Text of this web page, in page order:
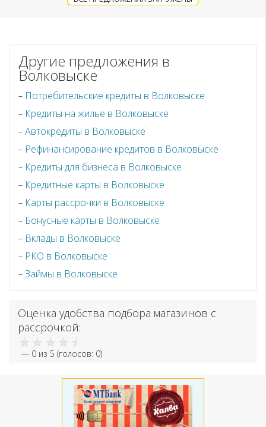
Другие предложения в
Волковыске
Потребительские кредиты в Волковыске
Кредиты на жилье в Волковыске
Автокредиты в Волковыске
Рефинансирование кредитов в Волковыске
Кредиты для бизнеса в Волковыске
Кредитные карты в Волковыске
Карты рассрочки в Волковыске
Бонусные карты в Волковыске
Вклады в Волковыске
РКО в Волковыске
Займы в Волковыске
Оценка удобства подбора магазинов с
рассрочкой:
— 0 из 5 (голосов: 0)